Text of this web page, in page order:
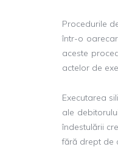
Procedurile
într-o
aceste
actelor de
Executarea
ale
îndestulării
fără drept de